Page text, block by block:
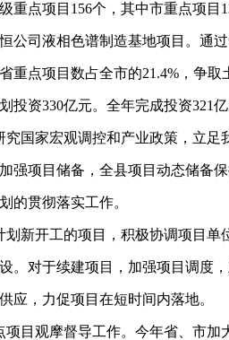
重点项目 156个， 其中市重点项目
公司液相色谱制造基地项目。通
重点项目数占全市的21.4%，争
投资330亿元。 全年完成投资321
国家宏观调控和产业政策，立足
强项目储备，全县项目动态储备
的贯彻落实工作。
划新开工的项目，积极协调项目
。对于续建项目，加强项目调度
应，力促项目在短时间内落地。
项目观摩督导工作。今年省、市